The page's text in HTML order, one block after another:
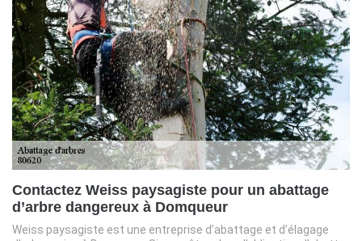
Contactez Weiss paysagiste pour un abattage
d’arbre dangereux à Domqueur
Weiss paysagiste est une entreprise d’abattage et d’élagage